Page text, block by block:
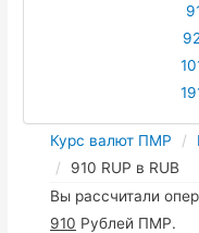
Курс валют ПМР
910 RUP в RUB
Вы рассчитали
910 Рублей ПМР.